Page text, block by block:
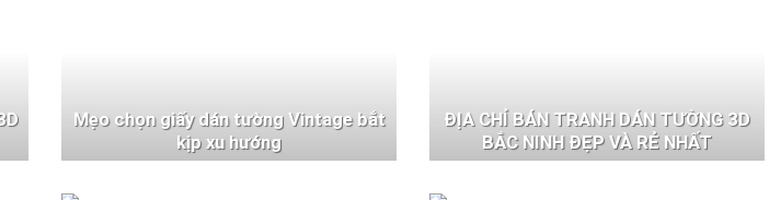
Mẹo chọn giấy dán tường Vintage bắt
kịp xu hướng
ĐỊA CHỈ BÁN TRANH DÁN TƯỜNG 3D
BẮC NINH ĐẸP VÀ RẺ NHẤT